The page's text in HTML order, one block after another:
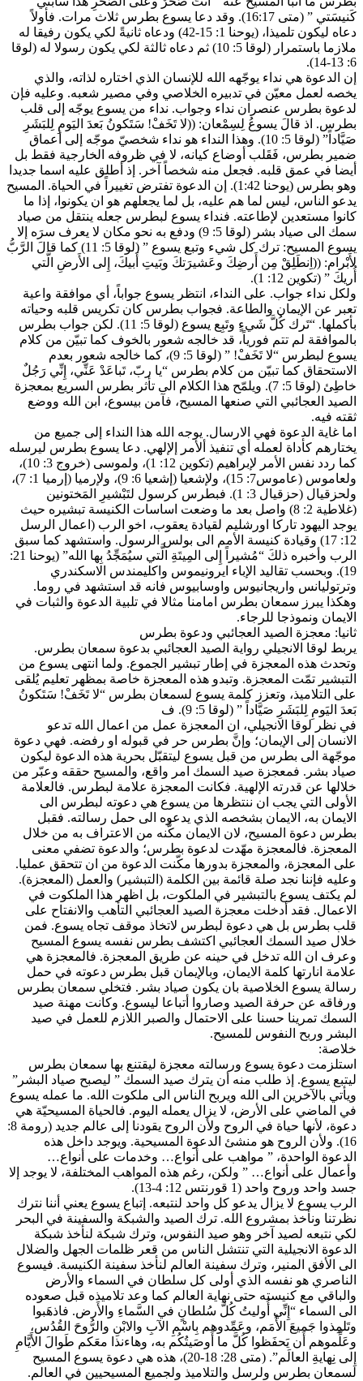
كَنيسَتي ” (متى 16:17). وقد دعا يسوع بطرس ثلاث مرات. فأولاً
دعاه ليكون تلميذا، (يوحنا 1: 15-42) ودعاه ثانيةً لكي يكون رفيقا له
ملازما باستمرار (لوقا 5: 10) ثم دعاه ثالثة لكي يكون رسولا له (لوقا
6: 13-14).
إن الدعوة هي نداء يوجّهه الله للإنسان الذي اختاره لذاته، والذي
يخصه لعمل معيّن في تدبيره الخلاصي وفي مصير شعبه. وعليه فإن
لدعوة بطرس عنصران نداء وجواب. نداء من يسوع يوجّه إلى قلب
بطرس. اذ قالَ يسوعُ لِسِمْعان: ((لا تَخَفْ! سَتَكونُ بَعدَ اليَومِ لِلبَشَرِ
صَيَّاداً” (لوقا 5: 10). وهذا النداء هو نداء شخصيّ موجّه إلى أعماق
ضمير بطرس، فَقَلب أوضاع كيانه، لا في ظروفه الخارجية فقط بل
أيضا في عمق قلبه. فجعل منه شخصاً آخر. إذ أطلق عليه اسما جديدا
وهو بطرس (يوحنا 1:42). إن الدعوة تفترض تغييراً في الحياة. المسيح
يدعو الناس، ليس لما هم عليه، بل لما يجعلهم هو ان يكونوا، إذا ما
كانوا مستعدين لإطاعته. فنداء يسوع لبطرس جعله ينتقل من صياد
سمك الى صياد بشر (لوقا 5: 9) ودفع به نحو مكان لا يعرف سرَه إلا
يسوع المسيح: ترك كل شيء وتبع يسوع ” (لوقا 5: 11) كما قالَ الرَّبُّ
لأَبْرام: ((اِنطَلِقْ مِن أَرضِكَ وعَشيرَتكَ وبَيتِ أَبيكَ، إِلى الأَرضِ الَّتي
أُريكَ ” (تكوين 12: 1).
ولكل نداء جواب. على النداء، انتظر يسوع جواباً، أي موافقة واعية
تعبر عن الإيمان والطاعة. فجواب بطرس كان تكريس قلبه وحياته
بأكملها. “تَرك كُلَّ شَيءٍ وتَبِع يسوع (لوقا 5: 11). لكن جواب بطرس
بالموافقة لم تتم فورياً، قد خالجه شعور بالخوف كما تبيّن من كلام
يسوع لبطرس “لا تَخَفْ! ” (لوقا 5: 9)، كما خالجه شعور بعدم
الاستحقاق كما تبيّن من كلام بطرس “يا ربّ، تَباعَدْ عَنِّي، إِنِّي رَجُلٌ
خاطِئ (لوقا 5: 7). ويلمّح هذا الكلام الى تأثر بطرس السريع بمعجزة
الصيد العجائبي التي صنعها المسيح، فآمن بيسوع، ابن الله ووضع
ثقته فيه.
اما غاية الدعوة فهي الارسال. يوجه الله هذا النداء إلى جميع من
يختارهم كأداة لعمله أي تنفيذ ألأمر إلإلهي. دعا يسوع بطرس ليرسله
كما ردد نفس الأمر لإبراهيم (تكوين 12: 1)، ولموسى (خروج 3: 10)،
ولعاموس (عاموس7: 15)، ولإشعيا (إشعيا 6: 9)، ولإرميا (إرميا 1: 7)،
ولحزقيال (حزقيال 3: 1). فبطرس كرسول لتَبْشيرِ المَختونين
(غلاطية 2: 8) واصل بعد ما وضعت اساسات الكنيسة تبشيره حيث
يوجد اليهود تاركا اورشليم لقيادة يعقوب، اخو الرب (اعمال الرسل
12: 17) وقيادة كنيسة الأمم الى بولس الرسول. واستشهد كما سبق
الرب وأخبره ذلكَ “مُشيراً إِلى المِيتَةِ الَّتي سيُمَجِّدُ بِها الله” (يوحنا 21:
19). وبحسب تقاليد الإباء ايرونيموس واكليمندس الاسكندري
وترتوليانس واريجانيوس واوسابيوس فانه قد استشهد في روما.
وهكذا يبرز سمعان بطرس امامنا مثالا في تلبية الدعوة والثبات في
الايمان ونموذجا للرجاء.
ثانيا: معجزة الصيد العجائبي ودعوة بطرس
يربط لوقا الانجيلي رواية الصيد العجائبي بدعوة سمعان بطرس.
وتحدث هذه المعجزة في إطار تبشير الجموع. ولما انتهى يسوع من
التبشير تمّت المعجزة. وتبدو هذه المعجزة خاصة بمظهر تعليم يُلقى
على التلاميذ، وتعزز كلمة يسوع لسمعان بطرس “لا تَخَفْ! سَتَكونُ
بَعدَ اليَومِ لِلبَشَرِ صَيَّاداً ” (لوقا 5: 9). ف
في نظر لوقا الانجيلي، ان المعجزة عمل من اعمال الله تدعو
الانسان إلى الإيمان؛ وإنَّ بطرس حر في قبوله او رفضه. فهي دعوة
موجّهة الى بطرس من قبل يسوع ليتقبّل بحرية هذه الدعوة ليكون
صياد بشر. فمعجزة صيد السمك امر واقع، والمسيح حققه وعبّر من
خلالها عن قدرته الإلهية. فكانت المعجزة علامة لبطرس. فالعلامة
الأولى التي يجب ان ننتظرها من يسوع هي دعوته لبطرس الى
الايمان به، الايمان بشخصه الذي يدعوه الى حمل رسالته. فقبل
بطرس دعوة المسيح، لان الايمان مكَّنه من الاعتراف به من خلال
المعجزة. فالمعجزة مهّدت لدعوة بطرس؛ والدعوة تضفي معنى
على المعجزة، والمعجزة بدورها مكّنت الدعوة من ان تتحقق عمليا.
وعليه فإننا نجد صلة قائمة بين الكلمة (التبشير) والعمل (المعجزة).
لم يكتف يسوع بالتبشير في الملكوت، بل اظهر هذا الملكوت في
الاعمال. فقد أدخلت معجزة الصيد العجائبي التأهب والانفتاح على
قلب بطرس بل هي دعوة لبطرس لاتخاذ موقف تجاه يسوع. فمن
خلال صيد السمك العجائبي اكتشف بطرس نفسه يسوع المسيح
وعرف ان الله تدخل في حينه عن طريق المعجزة. فالمعجزة هي
علامة انارتها كلمة الايمان، وبالإيمان قبل بطرس دعوته في حمل
رسالة يسوع الخلاصية بان يكون صياد بشر. فتخلي سمعان بطرس
ورفاقه عن حرفة الصيد وصاروا أتباعا ليسوع. وكانت مهنة صيد
السمك تمرينا حسنا على الاحتمال والصبر اللازم للعمل في صيد
البشر وربح النفوس للمسيح.
خلاصة:
استلزمت دعوة يسوع ورسالته معجزة ليقتنع بها سمعان بطرس
ليتبع يسوع. إذ طلب منه أن يترك صيد السمك ” ليصبح صياد البشر”
ويأتي بالآخرين الى الله ويربح الناس الى ملكوت الله. ما عمله يسوع
في الماضي على الأرض، لا يزال يعمله اليوم. فالحياة المسيحيّة هي
دعوة، لأنها حياة في الروح ولأن الروح يقودنا إلى عالم جديد (رومة 8:
16). ولأن الروح هو منشئ الدعوة المسيحية. ويوجد داخل هذه
الدعوة الواحدة، ” مواهب على أنواع… وخدمات على أنواع…
وأعمال على أنواع… ” ولكن، رغم هذه المواهب المختلفة، لا يوجد إلا
جسد واحد وروح واحد (1 قورنتس 12: 4-13).
الرب يسوع لا يزال يدعو كل واحد لنتبعه. إتباع يسوع يعني أننا نترك
نظرتنا ونأخذ بمشروع الله. ترك الصيد والشبكة والسفينة في البحر
لكي نتبعه لصيد آخر وهو صيد النفوس، وترك شبكة لنأخذ شبكة
الدعوة الانجيلية التي تنتشل الناس من قعر ظلمات الجهل والضلال
الى الأفق المنير، وترك سفينة العالم لنأخذ سفينة الكنيسة. فيسوع
الناصري هو نفسه الذي أولى كل سلطان في السماء والأرض
والباقي مع كنيسته حتى نهاية العالم كما وعد تلاميذه قبل صعوده
الى السماء “إِنِّي أُوليتُ كُلَّ سُلطانٍ في السَّماءِ والأَرض. فاذهَبوا
وتَلمِذوا جَميعَ الأُمَم، وعَمِّدوهم بِاسْمِ الآبِ والابْنِ والرُّوحَ القُدُس،
وعَلِّموهم أَن يَحفَظوا كُلَّ ما أَوصَيتُكُم به، وهاءنذا معَكم طَوالَ الأَيَّامِ
إِلى نِهايةِ العالَم”. (متى 28: 18-20)، هذه هي دعوة يسوع المسيح
لسمعان بطرس ولرسل والتلاميذ ولجميع المسيحيين في العالم.